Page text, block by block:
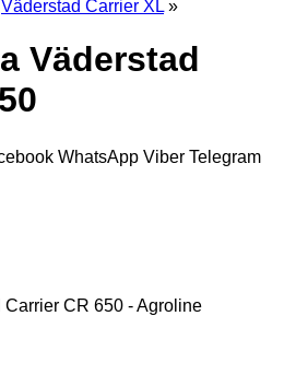
Väderstad Carrier XL »
Väderstad
WhatsApp Viber Telegram